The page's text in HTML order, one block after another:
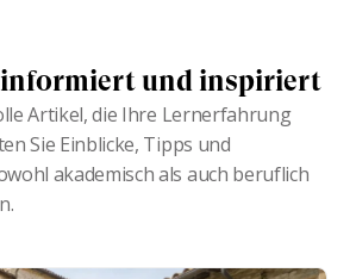
informiert und inspiriert
Artikel, die Ihre Lernerfahrung
Sie Einblicke, Tipps und
akademisch als auch beruflich